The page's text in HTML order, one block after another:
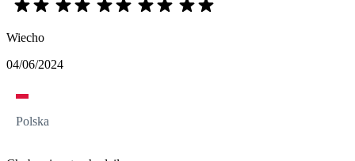
Wiecho
04/06/2024
Polska